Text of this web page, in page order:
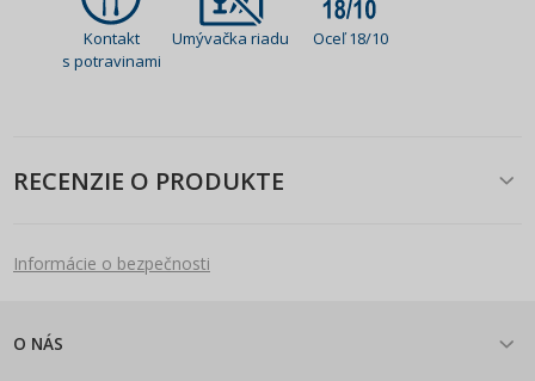
Kontakt
s potravinami
Umývačka riadu Oceľ 18/10
RECENZIE O PRODUKTE
Informácie o bezpečnosti
O NÁS